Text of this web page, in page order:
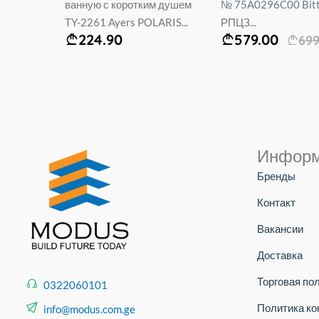
№ 75A0296C00 Bitter.
РПЦЗ...
579.00
душ для ванной
2169 POLARIS...
99.90
0322060101
info@modus.com.ge
Бренды
Контакт
Вакансии
Доставка
Торговая
Политика